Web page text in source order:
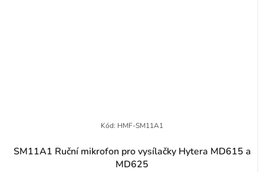
SM11A1 Ruční mikrofon pro vysílačky Hytera MD615 a
MD625
Kód: HMF-SM11A1